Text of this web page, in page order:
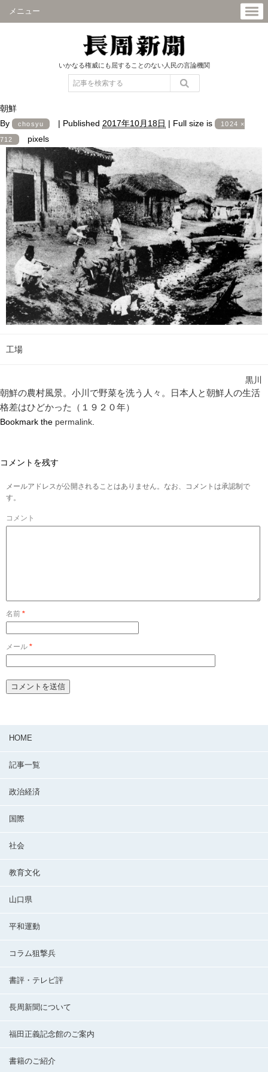
メニュー
いかなる権威にも屈することのない人民の言論機関
朝鮮
By
chosyu | Published 2017年10月18日 | Full size is 1024 ×
712 pixels
工場
黒川
朝鮮の農村風景。小川で野菜を洗う人々。日本人と朝鮮人の生活
格差はひどかった（１９２０年）
Bookmark the permalink.
コメントを残す
メールアドレスが公開されることはありません。なお、コメントは承認制で
す。
コメント
名前 *
メール *
HOME
記事一覧
政治経済
国際
社会
教育文化
山口県
平和運動
コラム狙撃兵
書評・テレビ評
長周新聞について
福田正義記念館のご案内
書籍のご紹介